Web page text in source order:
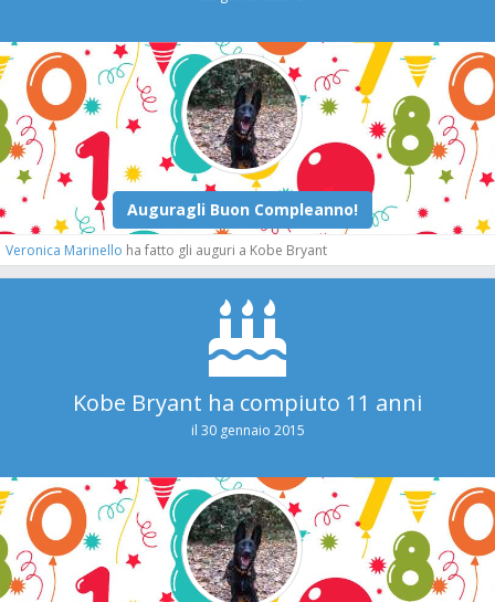
Veronica Marinello ha fatto gli auguri a Kobe Bryant
Kobe Bryant ha compiuto 11 anni
il 30 gennaio 2015